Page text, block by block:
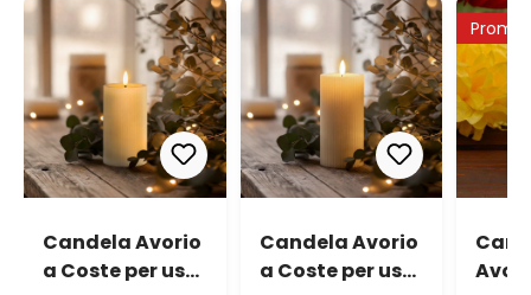
Candela Avorio
a Coste per uso
Candela Avorio
a Coste per uso
Promo